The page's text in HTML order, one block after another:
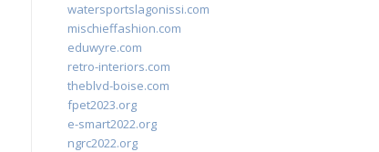
watersportslagonissi.com
mischieffashion.com
eduwyre.com
retro-interiors.com
theblvd-boise.com
fpet2023.org
e-smart2022.org
ngrc2022.org